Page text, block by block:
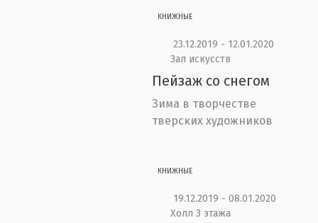
КНИЖНЫЕ
23.12.2019 - 12.01.2020
Зал искусств
Пейзаж со снегом
Зима в творчестве
тверских художников
КНИЖНЫЕ
19.12.2019 - 08.01.2020
Холл 3 этажа